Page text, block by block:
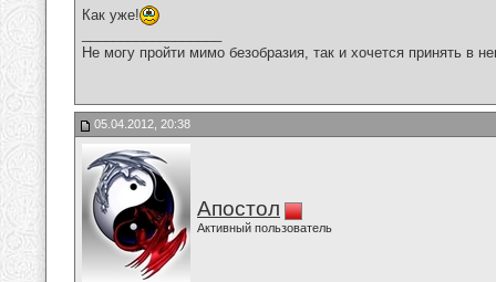
Как уже!
Не могу пройти мимо безобразия, так и хочется принять в
05.04.2012, 20:38
Апостол
Активный пользователь